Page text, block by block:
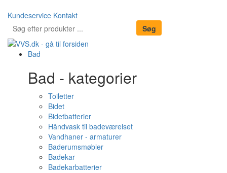
Kundeservice Kontakt
Bad
Bad - kategorier
Toiletter
Bidet
Bidetbatterier
Håndvask til badeværelset
Vandhaner - armaturer
Baderumsmøbler
Badekar
Badekarbatterier